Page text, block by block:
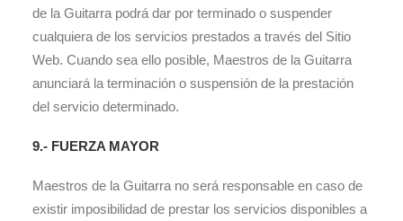
de la Guitarra podrá dar por terminado o suspender
cualquiera de los servicios prestados a través del Sitio
Web. Cuando sea ello posible, Maestros de la Guitarra
anunciará la terminación o suspensión de la prestación
del servicio determinado.
9.- FUERZA MAYOR
Maestros de la Guitarra no será responsable en caso de
existir imposibilidad de prestar los servicios disponibles a